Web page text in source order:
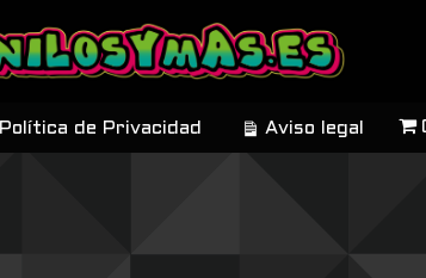
Política de Privacidad Aviso legal